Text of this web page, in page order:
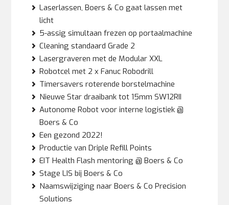
Laserlassen, Boers & Co gaat lassen met
licht
5-assig simultaan frezen op portaalmachine
Cleaning standaard Grade 2
Lasergraveren met de Modular XXL
Robotcel met 2 x Fanuc Robodrill
Timersavers roterende borstelmachine
Nieuwe Star draaibank tot 15mm SW12RII
Autonome Robot voor interne logistiek @
Boers & Co
Een gezond 2022!
Productie van Driple Refill Points
EIT Health Flash mentoring @ Boers & Co
Stage LIS bij Boers & Co
Naamswijziging naar Boers & Co Precision
Solutions